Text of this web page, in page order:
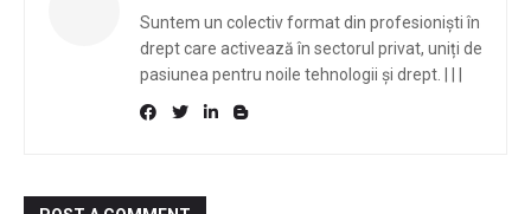
Suntem un colectiv format din profesioniști în
drept care activează în sectorul privat, uniți de
pasiunea pentru noile tehnologii și drept.